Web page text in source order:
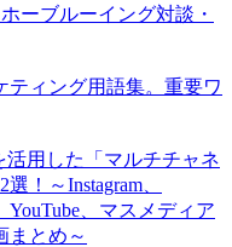
ーブルーイング対談・
ティング用語集。重要ワ
活用した「マルチチャネ
！～Instagram、
、マスメディア
まとめ～